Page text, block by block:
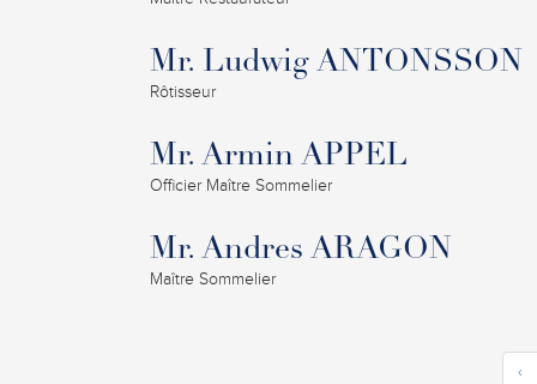
Mr. Ludwig ANTONSSON
Rôtisseur
Mr. Armin APPEL
Officier Maître Sommelier
Mr. Andres ARAGON
Maître Sommelier
‹